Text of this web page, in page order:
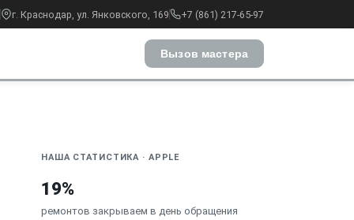
г. Краснодар, ул. Янковского, 169 +7 (861) 217-65-97
Вызов мастера
НАША СТАТИСТИКА · APPLE
19%
ремонтов закрываем в день обращения